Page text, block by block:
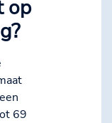
op
69